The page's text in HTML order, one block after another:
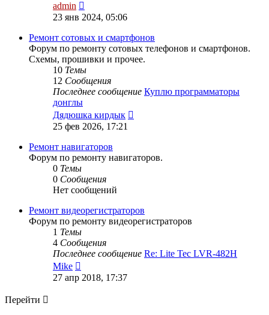
admin
к
последнему
сообщению
23 янв 2024, 05:06
Ремонт сотовых и смартфонов
Форум по ремонту сотовых телефонов и смартфонов.
Схемы, прошивки и прочее.
10 Темы
12 Сообщения
Последнее сообщение Куплю программаторы
донглы
Дядюшка кирдык
25 фев 2026, 17:21
Ремонт навигаторов
Форум по ремонту навигаторов.
0 Темы
0 Сообщения
Нет сообщений
Ремонт видеорегистраторов
Форум по ремонту видеорегистраторов
1 Темы
4 Сообщения
Последнее сообщение Re: Lite Tec LVR-482H
Mike
к
последнему
27 апр 2018, 17:37
Перейти